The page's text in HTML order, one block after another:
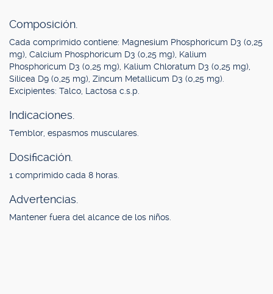
Composición.
Cada comprimido contiene: Magnesium Phosphoricum D3 (0,25
mg), Calcium Phosphoricum D3 (0,25 mg), Kalium
Phosphoricum D3 (0,25 mg), Kalium Chloratum D3 (0,25 mg),
Silicea D9 (0,25 mg), Zincum Metallicum D3 (0,25 mg).
Excipientes: Talco, Lactosa c.s.p.
Indicaciones.
Temblor, espasmos musculares.
Dosificación.
1 comprimido cada 8 horas.
Advertencias.
Mantener fuera del alcance de los niños.